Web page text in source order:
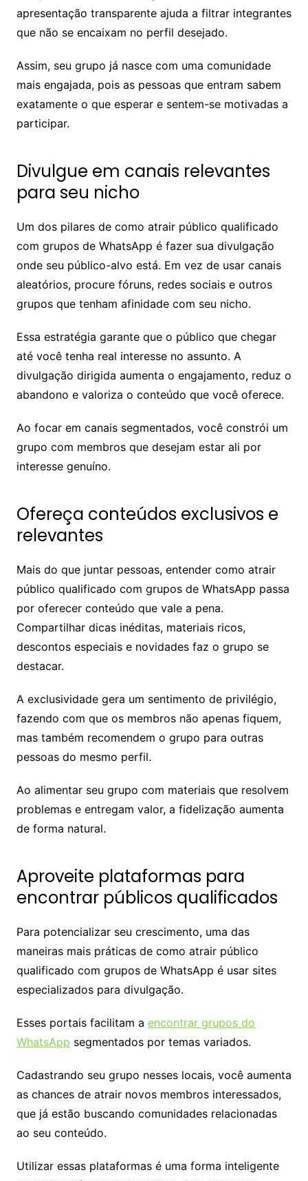
apresentação transparente ajuda a filtrar integrantes
que não se encaixam no perfil desejado.
Assim, seu grupo já nasce com uma comunidade
mais engajada, pois as pessoas que entram sabem
exatamente o que esperar e sentem-se motivadas a
participar.
Divulgue em canais relevantes
para seu nicho
Um dos pilares de como atrair público qualificado
com grupos de WhatsApp é fazer sua divulgação
onde seu público-alvo está. Em vez de usar canais
aleatórios, procure fóruns, redes sociais e outros
grupos que tenham afinidade com seu nicho.
Essa estratégia garante que o público que chegar
até você tenha real interesse no assunto. A
divulgação dirigida aumenta o engajamento, reduz o
abandono e valoriza o conteúdo que você oferece.
Ao focar em canais segmentados, você constrói um
grupo com membros que desejam estar ali por
interesse genuíno.
Ofereça conteúdos exclusivos e
relevantes
Mais do que juntar pessoas, entender como atrair
público qualificado com grupos de WhatsApp passa
por oferecer conteúdo que vale a pena.
Compartilhar dicas inéditas, materiais ricos,
descontos especiais e novidades faz o grupo se
destacar.
A exclusividade gera um sentimento de privilégio,
fazendo com que os membros não apenas fiquem,
mas também recomendem o grupo para outras
pessoas do mesmo perfil.
Ao alimentar seu grupo com materiais que resolvem
problemas e entregam valor, a fidelização aumenta
de forma natural.
Aproveite plataformas para
encontrar públicos qualificados
Para potencializar seu crescimento, uma das
maneiras mais práticas de como atrair público
qualificado com grupos de WhatsApp é usar sites
especializados para divulgação.
Esses portais facilitam a encontrar grupos do
WhatsApp segmentados por temas variados.
Cadastrando seu grupo nesses locais, você aumenta
as chances de atrair novos membros interessados,
que já estão buscando comunidades relacionadas
ao seu conteúdo.
Utilizar essas plataformas é uma forma inteligente